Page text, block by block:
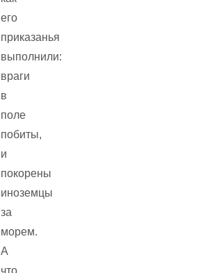
его
приказанья
выполнили:
враги
в
поле
побиты,
и
покорены
иноземцы
за
морем.
А